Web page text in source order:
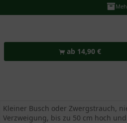
ab 14,90 €
Kleiner Busch oder Zwergstrauch,
Verzweigung, bis zu 50 cm hoch